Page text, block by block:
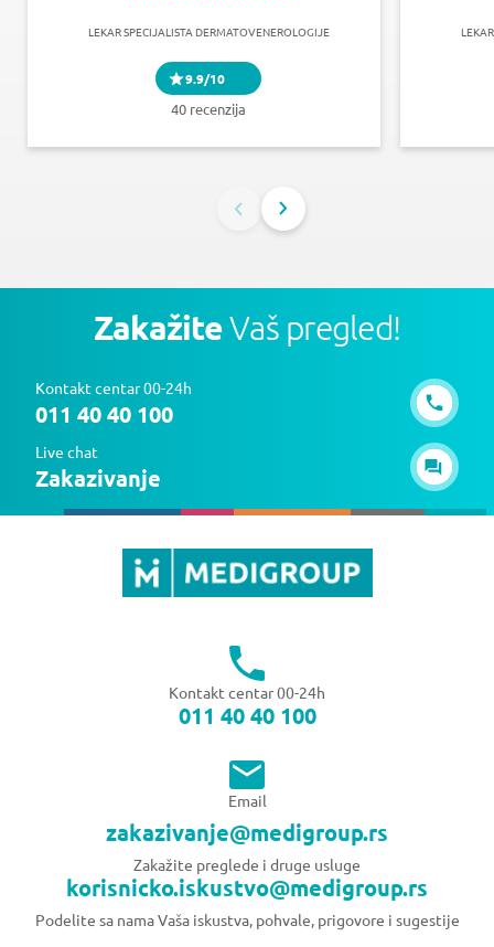
LEKAR SPECIJALISTA DERMATOVENEROLOGIJE
9.9/10
40 recenzija
ZakažiteVaš pregled!
Kontakt centar 00-24h
011 40 40 100
Live chat
Zakazivanje
Kontakt centar 00-24h
011 40 40 100
Email
zakazivanje@medigroup.rs
Zakažite preglede i druge usluge
korisnicko.iskustvo@medigroup.rs
Podelite sa nama Vaša iskustva, pohvale, prigovore i sugestije